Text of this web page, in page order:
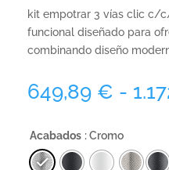
kit empotrar 3 vías clic c/
funcional diseñado para
combinando diseño
649,89 € -
Acabados : Cromo